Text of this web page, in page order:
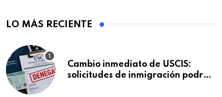
LO MÁS RECIENTE
Cambio inmediato de USCIS:
solicitudes de inmigración podrán